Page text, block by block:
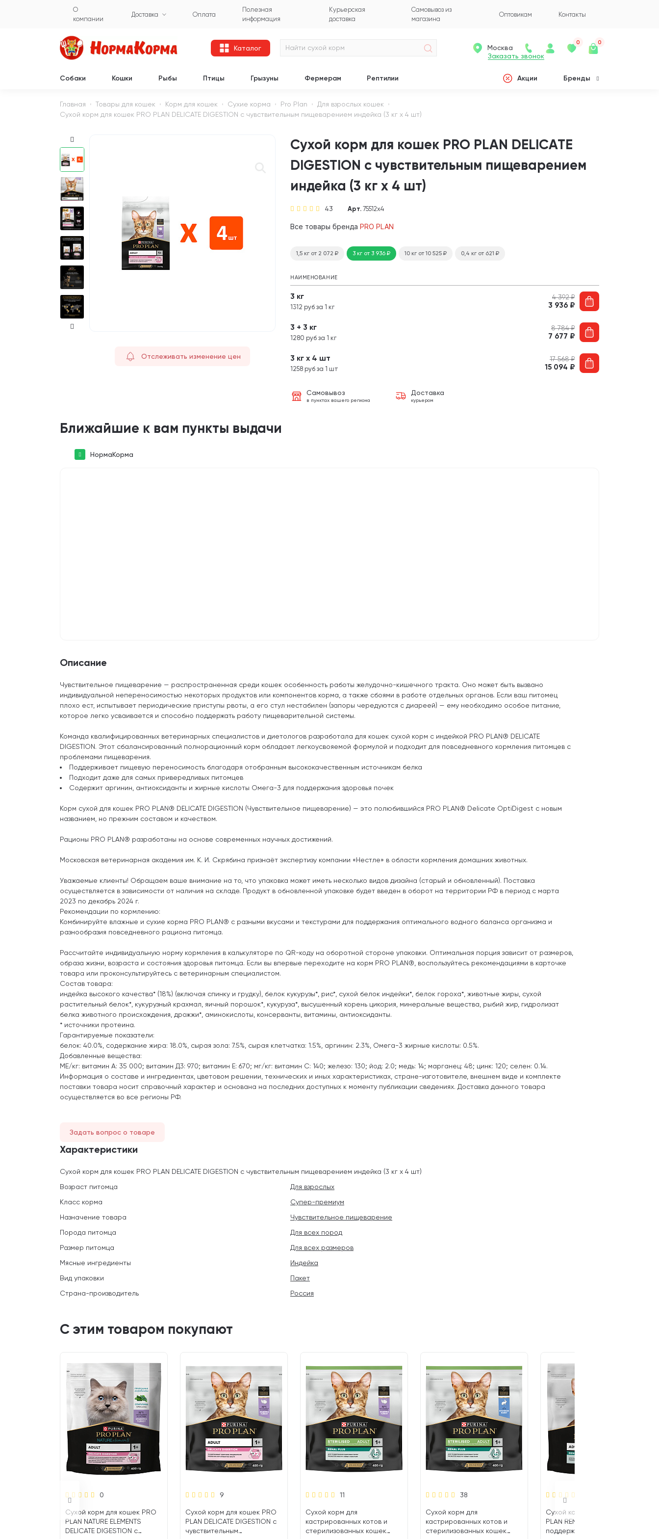
О
компании
Доставка Оплата
Полезная
информация
Курьерская
доставка
Самовывоз из
магазина
Оптовикам Контакты
Каталог
Заказать звонок
Москва
0 0
Собаки Кошки Рыбы Птицы Грызуны Фермерам Рептилии Акции Бренды
Главная Товары для кошек Корм для кошек Сухие корма Pro Plan
Для взрослых кошек
Сухой корм для кошек PRO PLAN DELICATE DIGESTION с чувствительным пищеварением индейка (3 кг х 4 шт)
Отслеживать изменение цен
Сухой корм для кошек PRO PLAN DELICATE
DIGESTION с чувствительным пищеварением
индейка (3 кг х 4 шт)
43 Арт. 75512х4
Все товары бренда PRO PLAN
1,5 кг от 2 072 ₽ 3 кг от 3 936₽ 10 кг от 10 525 ₽ 0,4 кг от 621 ₽
НАИМЕНОВАНИЕ
3 кг
1312 руб за 1 кг
4 392₽
3 936 ₽
3 + 3 кг
1280 руб за 1 кг
8 784₽
7 677 ₽
3 кг х 4 шт
1258 руб за 1 шт
17 568₽
15 094 ₽
Самовывоз
в пунктах вашего региона
Доставка
курьером
Ближайшие к вам пункты выдачи
НормаКорма
Описание
Чувствительное пищеварение — распространенная среди кошек особенность работы желудочно-кишечного тракта. Оно может быть вызвано
индивидуальной непереносимостью некоторых продуктов или компонентов корма, а также сбоями в работе отдельных органов. Если ваш питомец
плохо ест, испытывает периодические приступы рвоты, а его стул нестабилен (запоры чередуются с диареей) — ему необходимо особое питание,
которое легко усваивается и способно поддержать работу пищеварительной системы.
Команда квалифицированных ветеринарных специалистов и диетологов разработала для кошек сухой корм с индейкой PRO PLAN® DELICATE
DIGESTION. Этот сбалансированный полнорационный корм обладает легкоусвояемой формулой и подходит для повседневного кормления питомцев с
проблемами пищеварения.
Поддерживает пищевую переносимость благодаря отобранным высококачественным источникам белка
Подходит даже для самых привередливых питомцев
Содержит аргинин, антиоксиданты и жирные кислоты Омега-3 для поддержания здоровья почек
Корм сухой для кошек PRO PLAN® DELICATE DIGESTION (Чувствительное пищеварение) — это полюбившийся PRO PLAN® Delicate OptiDigest с новым
названием, но прежним составом и качеством.
Рационы PRO PLAN® разработаны на основе современных научных достижений.
Московская ветеринарная академия им. К. И. Скрябина признаёт экспертизу компании «Нестле» в области кормления домашних животных.
Уважаемые клиенты! Обращаем ваше внимание на то, что упаковка может иметь несколько видов дизайна (старый и обновленный). Поставка
осуществляется в зависимости от наличия на складе. Продукт в обновленной упаковке будет введен в оборот на территории РФ в период с марта
2023 по декабрь 2024 г.
Рекомендации по кормлению:
Комбинируйте влажные и сухие корма PRO PLAN® с разными вкусами и текстурами для поддержания оптимального водного баланса организма и
разнообразия повседневного рациона питомца.
Рассчитайте индивидуальную норму кормления в калькуляторе по QR-коду на оборотной стороне упаковки. Оптимальная порция зависит от размеров,
образа жизни, возраста и состояния здоровья питомца. Если вы впервые переходите на корм PRO PLAN®, воспользуйтесь рекомендациями в карточке
товара или проконсультируйтесь с ветеринарным специалистом.
Состав товара:
индейка высокого качества* (18%) (включая спинку и грудку), белок кукурузы*, рис*, сухой белок индейки*, белок гороха*, животные жиры, сухой
растительный белок*, кукурузный крахмал, яичный порошок*, кукуруза*, высушенный корень цикория, минеральные вещества, рыбий жир, гидролизат
белка животного происхождения, дрожжи*, аминокислоты, консерванты, витамины, антиоксиданты.
* источники протеина.
Гарантируемые показатели:
белок: 40.0%, содержание жира: 18.0%, сырая зола: 7.5%, сырая клетчатка: 1.5%, аргинин: 2.3%, Омега-3 жирные кислоты: 0.5%.
Добавленные вещества:
МЕ/кг: витамин А: 35 000; витамин Д3: 970; витамин E: 670; мг/кг: витамин C: 140; железо: 130; йод: 2.0; медь: 14; марганец: 48; цинк: 120; селен: 0.14.
Информация о составе и ингредиентах, цветовом решении, технических и иных характеристиках, стране-изготовителе, внешнем виде и комплекте
поставки товара носит справочный характер и основана на последних доступных к моменту публикации сведениях. Доставка данного товара
осуществляется во все регионы РФ.
Задать вопрос о товаре
Характеристики
Сухой корм для кошек PRO PLAN DELICATE DIGESTION с чувствительным пищеварением индейка (3 кг х 4 шт)
Возраст питомца
Для взрослых
Класс корма
Супер-премиум
Назначение товара
Чувствительное пищеварение
Порода питомца
Для всех пород
Размер питомца
Для всех размеров
Мясные ингредиенты
Индейка
Вид упаковки
Пакет
Страна-производитель
Россия
С этим товаром покупают
0
Сухой корм для кошек PRO
PLAN NATURE ELEMENTS
DELICATE DIGESTION с
9
Сухой корм для кошек PRO
PLAN DELICATE DIGESTION с
чувствительным
11
Сухой корм для
кастрированных котов и
стерилизованных кошек
38
Сухой корм для
кастрированных котов и
стерилизованных кошек
Сухой корм для кошек PRO
PLAN RENAL PLUS для
поддержания здоровья